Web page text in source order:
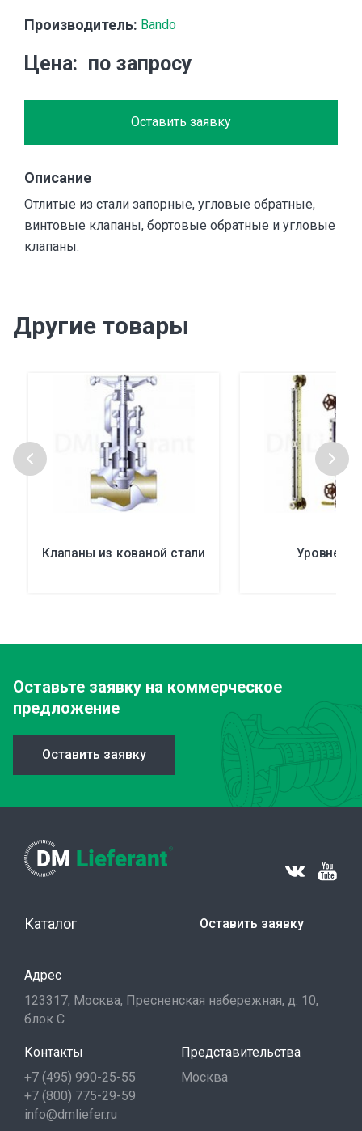
Производитель: Bando
Цена по запросу
Оставить заявку
Описание
Отлитые из стали запорные, угловые обратные,
винтовые клапаны, бортовые обратные и угловые
клапаны.
Другие товары
Клапаны из кованой стали
Оставьте заявку на коммерческое
предложение
Оставить заявку
Каталог Оставить заявку
Адрес
123317, Москва, Пресненская набережная, д. 10,
блок С
Контакты
+7 (495) 990-25-55
+7 (800) 775-29-59
info@dmliefer.ru
Представительства
Москва